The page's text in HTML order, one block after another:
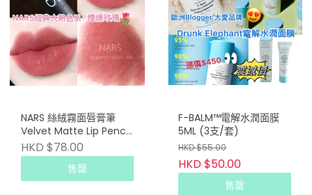
NARS 絲絨霧面唇膏筆
Velvet Matte Lip Pencil
#DV 1.8g
HKD $78.00
售罄
F-BALM™電解水潤面膜
5ML (3支/套)
HKD $55.00
HKD $50.00
售罄